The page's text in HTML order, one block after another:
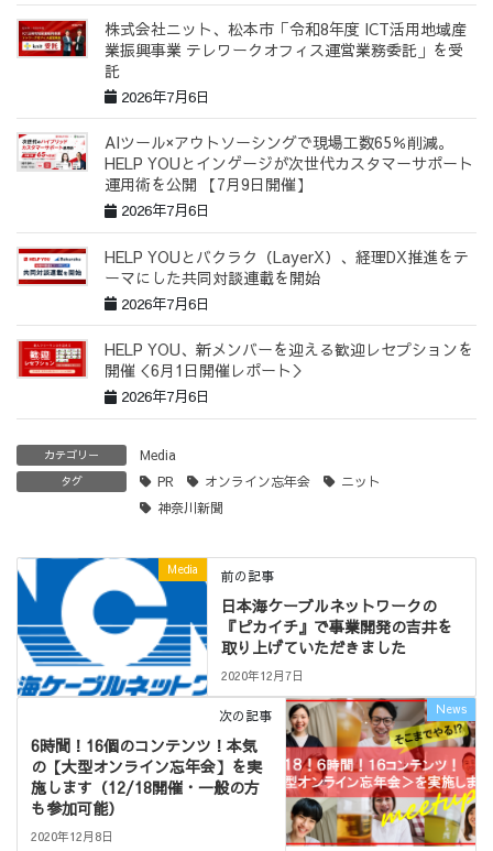
株式会社ニット、松本市「令和8年度 ICT活用地域産
業振興事業 テレワークオフィス運営業務委託」を受
託
2026年7月6日
AIツール×アウトソーシングで現場工数65％削減。
HELP YOUとインゲージが次世代カスタマーサポート
運用術を公開 【7月9日開催】
2026年7月6日
HELP YOUとバクラク（LayerX）、経理DX推進をテ
ーマにした共同対談連載を開始
2026年7月6日
HELP YOU、新メンバーを迎える歓迎レセプションを
開催＜6月1日開催レポート＞
2026年7月6日
カテゴリー Media
タグ PR オンライン忘年会
ニット
神奈川新聞
Media 前の記事
日本海ケーブルネットワークの
『ピカイチ』で事業開発の吉井を
取り上げていただきました
2020年12月7日
News
次の記事
6時間！16個のコンテンツ！本気
の【大型オンライン忘年会】を実
施します（12/18開催・一般の方
も参加可能）
2020年12月8日